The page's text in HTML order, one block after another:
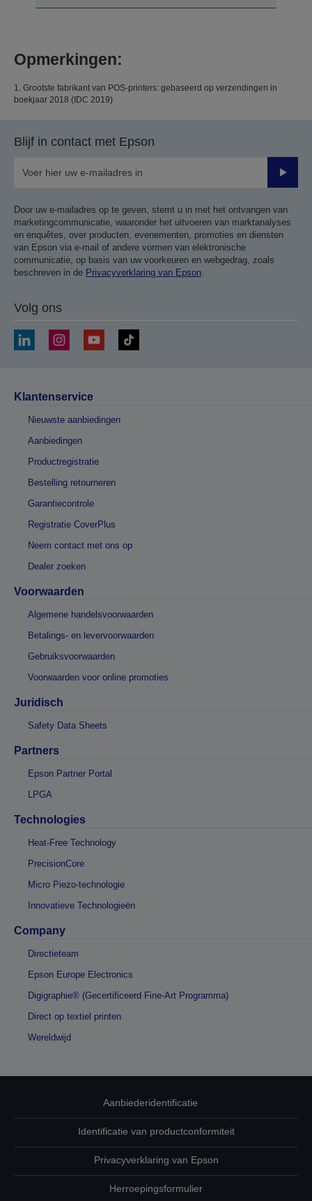
Opmerkingen:
1. Grootste fabrikant van POS-printers: gebaseerd op verzendingen in
boekjaar 2018 (IDC 2019)
Blijf in contact met Epson
Door uw e-mailadres op te geven, stemt u in met het ontvangen van
marketingcommunicatie, waaronder het uitvoeren van marktanalyses
en enquêtes, over producten, evenementen, promoties en diensten
van Epson via e-mail of andere vormen van elektronische
communicatie, op basis van uw voorkeuren en webgedrag, zoals
beschreven in de Privacyverklaring van Epson.
Volg ons
Klantenservice
Nieuwste aanbiedingen
Aanbiedingen
Productregistratie
Bestelling retourneren
Garantiecontrole
Registratie CoverPlus
Neem contact met ons op
Dealer zoeken
Voorwaarden
Algemene handelsvoorwaarden
Betalings- en levervoorwaarden
Gebruiksvoorwaarden
Voorwaarden voor online promoties
Juridisch
Safety Data Sheets
Partners
Epson Partner Portal
LPGA
Technologies
Heat-Free Technology
PrecisionCore
Micro Piezo-technologie
Innovatieve Technologieën
Company
Directieteam
Epson Europe Electronics
Digigraphie® (Gecertificeerd Fine-Art Programma)
Direct op textiel printen
Wereldwijd
Aanbiederidentificatie
Identificatie van productconformiteit
Privacyverklaring van Epson
Herroepingsformulier